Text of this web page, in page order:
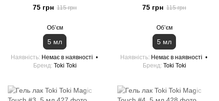
75 грн 115 грн
Обʼєм
5 мл
Наявність
Немає в наявності
Бренд Toki Toki
75 грн 115 грн
Обʼєм
5 мл
Наявність
Немає в наявності
Бренд Toki Toki